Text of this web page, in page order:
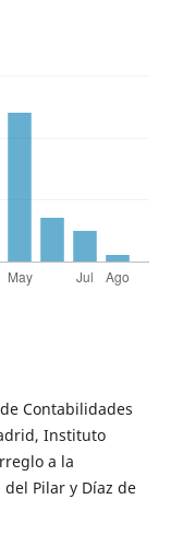
Contabilidades
Instituto
a la
del Pilar y Díaz de